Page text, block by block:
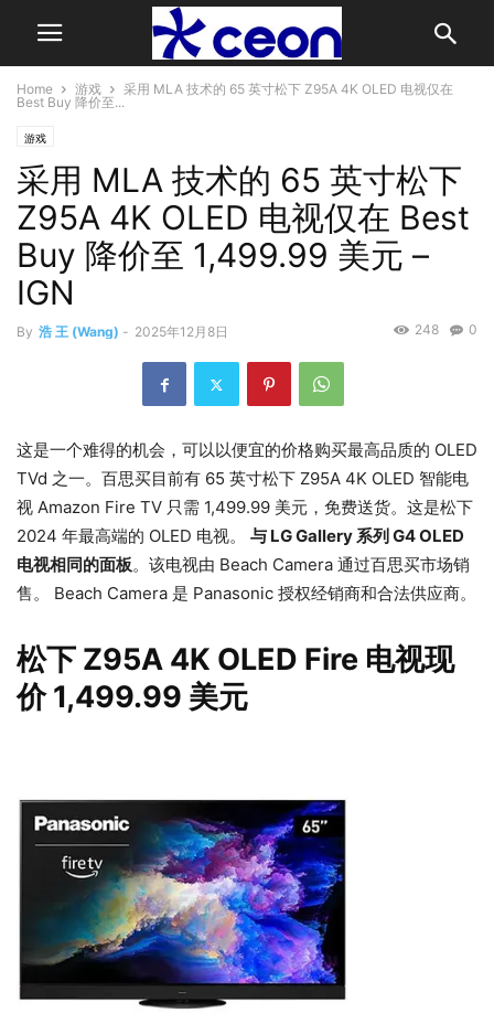
Home 游戏
采用 MLA 技术的 65 英寸松下 Z95A 4K OLED 电视仅在
Best Buy 降价至...
游戏
采用 MLA 技术的 65 英寸松下
Z95A 4K OLED 电视仅在 Best
Buy 降价至 1,499.99 美元 –
IGN
By 浩 王 (Wang) - 2025年12月8日 0
248
这是一个难得的机会，可以以便宜的价格购买最高品质的 OLED
TVd 之一。百思买目前有 65 英寸松下 Z95A 4K OLED 智能电
视 Amazon Fire TV 只需 1,499.99 美元，免费送货。这是松下
2024 年最高端的 OLED 电视。 与 LG Gallery 系列 G4 OLED
电视相同的面板。该电视由 Beach Camera 通过百思买市场销
售。 Beach Camera 是 Panasonic 授权经销商和合法供应商。
松下 Z95A 4K OLED Fire 电视现
价 1,499.99 美元